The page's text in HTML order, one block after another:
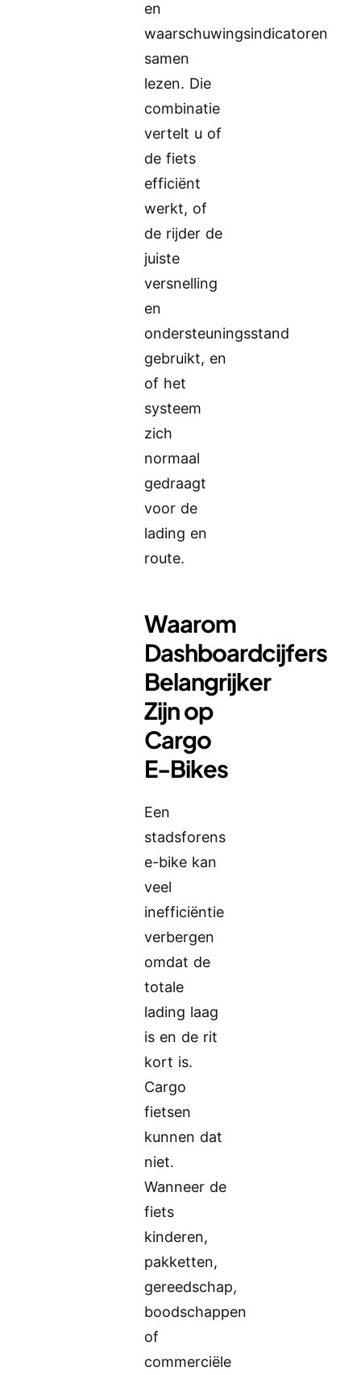
en
waarschuwingsindicatoren
samen
lezen. Die
combinatie
vertelt u of
de fiets
efficiënt
werkt, of
de rijder de
juiste
versnelling
en
ondersteuningsstand
gebruikt, en
of het
systeem
zich
normaal
gedraagt
voor de
lading en
route.
Waarom
Dashboardcijfers
Belangrijker
Zijn op
Cargo
E-Bikes
Een
stadsforens
e-bike kan
veel
inefficiëntie
verbergen
omdat de
totale
lading laag
is en de rit
kort is.
Cargo
fietsen
kunnen dat
niet.
Wanneer de
fiets
kinderen,
pakketten,
gereedschap,
boodschappen
of
commerciële